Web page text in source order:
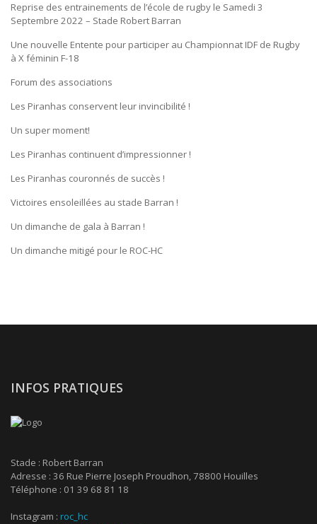
Reprise des entrainements de l’école de rugby le Samedi 3
Septembre 2022 – Stade Robert Barran
Une nouvelle Entente pour participer au Championnat IDF de Rugby
à X féminin F-18
Forum des associations
Les Piranhas conservent leur invincibilité !
Un super moment!
Les Piranhas continuent d’impressionner !
Les Piranhas couronnés de succès !
Victoires ensoleillées au stade Barran !
Un dimanche de gala à Barran !
Un dimanche mitigé pour le ROC-HC
INFOS PRATIQUES
Stade : Robert Barran
Adresse : 36 Rue Pierre Joseph Proudhon, 78800 Houilles
Téléphone : 01 39 68 81 18
Instagram : roc_hc